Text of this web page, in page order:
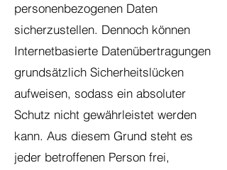
personenbezogenen Daten
sicherzustellen. Dennoch können
Internetbasierte Datenübertragungen
grundsätzlich Sicherheitslücken
aufweisen, sodass ein absoluter
Schutz nicht gewährleistet werden
kann. Aus diesem Grund steht es
jeder betroffenen Person frei,